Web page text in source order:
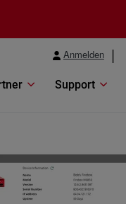
Anmelden
Support